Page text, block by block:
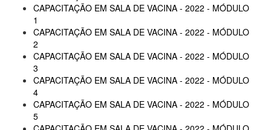
CAPACITAÇÃO EM SALA DE VACINA - 2022 - MÓDULO
1
CAPACITAÇÃO EM SALA DE VACINA - 2022 - MÓDULO
2
CAPACITAÇÃO EM SALA DE VACINA - 2022 - MÓDULO
3
CAPACITAÇÃO EM SALA DE VACINA - 2022 - MÓDULO
4
CAPACITAÇÃO EM SALA DE VACINA - 2022 - MÓDULO
5